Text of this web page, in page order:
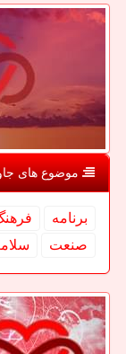
موضوع های
برنامه
صنعت